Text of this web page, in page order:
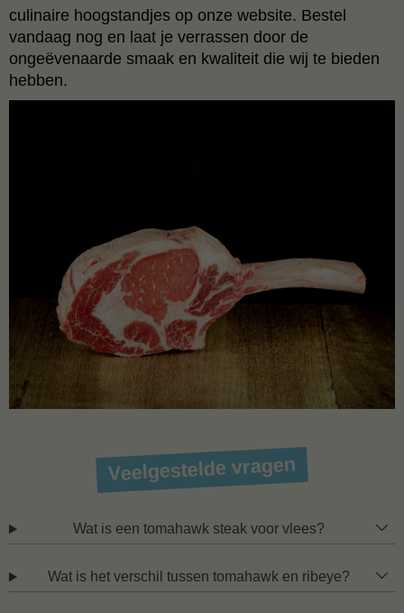
culinaire hoogstandjes op onze website. Bestel
vandaag nog en laat je verrassen door de
ongeëvenaarde smaak en kwaliteit die wij te bieden
hebben.
Veelgestelde vragen
Wat is een tomahawk steak voor vlees?
Wat is het verschil tussen tomahawk en ribeye?